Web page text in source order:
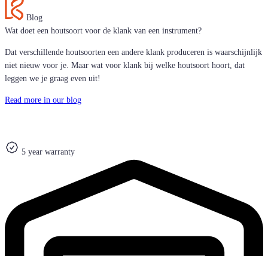
Blog
Wat doet een houtsoort voor de klank van een instrument?
Dat verschillende houtsoorten een andere klank produceren is waarschijnlijk
niet nieuw voor je. Maar wat voor klank bij welke houtsoort hoort, dat
leggen we je graag even uit!
Read more in our blog
5 year warranty